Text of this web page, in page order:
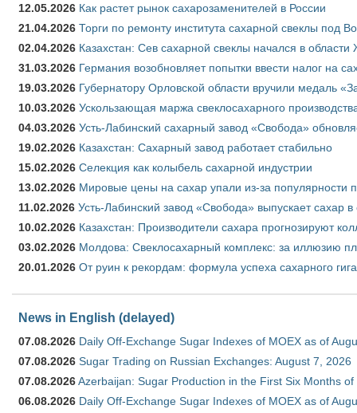
12.05.2026 Как растет рынок сахарозаменителей в России
21.04.2026 Торги по ремонту института сахарной свеклы под
02.04.2026 Казахстан: Сев сахарной свеклы начался в области
31.03.2026 Германия возобновляет попытки ввести налог на
19.03.2026 Губернатору Орловской области вручили медаль
10.03.2026 Ускользающая маржа свеклосахарного
04.03.2026 Усть-Лабинский сахарный завод «Свобода»
19.02.2026 Казахстан: Сахарный завод работает стабильно
15.02.2026 Селекция как колыбель сахарной индустрии
13.02.2026 Мировые цены на сахар упали из-за популярности
11.02.2026 Усть-Лабинский завод «Свобода» выпускает сахар в
10.02.2026 Казахстан: Производители сахара прогнозируют
03.02.2026 Молдова: Свеклосахарный комплекс: за иллюзию
20.01.2026 От руин к рекордам: формула успеха сахарного
News in English (delayed)
07.08.2026 Daily Off-Exchange Sugar Indexes of MOEX as of
07.08.2026 Sugar Trading on Russian Exchanges: August 7, 2026
07.08.2026Azerbaijan: Sugar Production in the First Six Months of
06.08.2026 Daily Off-Exchange Sugar Indexes of MOEX as of